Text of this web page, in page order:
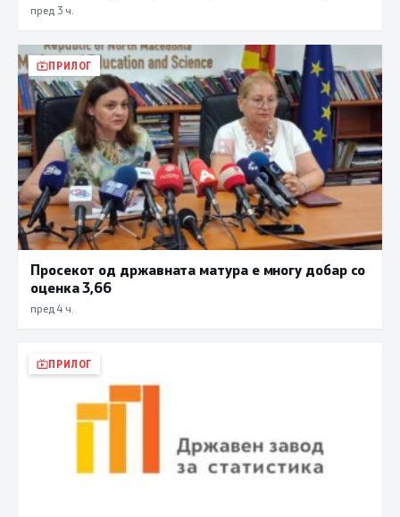
пред 3 ч.
ПРИЛОГ
Просекот од државната матура е многу добар со
оценка 3,66
пред 4 ч.
ПРИЛОГ